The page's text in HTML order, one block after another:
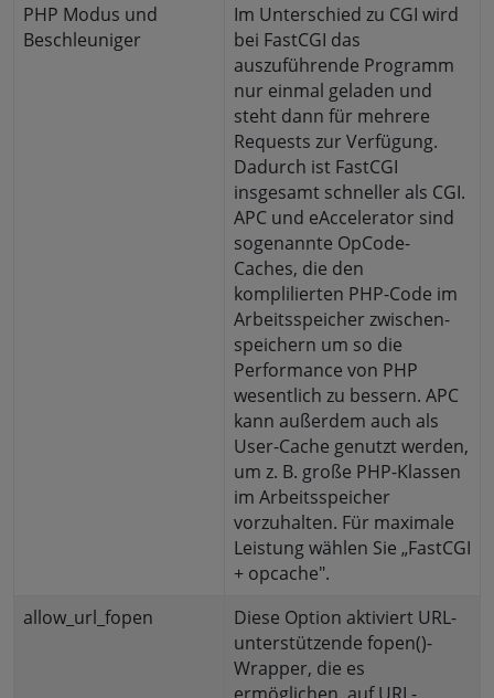
PHP Modus und
Beschleuniger
Im Unterschied zu CGI wird
bei FastCGI das
auszuführende Programm
nur einmal geladen und
steht dann für mehrere
Requests zur Verfügung.
Dadurch ist FastCGI
insgesamt schneller als CGI.
APC und eAccelerator sind
sogenannte OpCode-
Caches, die den
komplilierten PHP-Code im
Arbeitsspeicher zwischen-
speichern um so die
Performance von PHP
wesentlich zu bessern. APC
kann außerdem auch als
User-Cache genutzt werden,
um z. B. große PHP-Klassen
im Arbeitsspeicher
vorzuhalten. Für maximale
Leistung wählen Sie „FastCGI
+ opcache".
allow_url_fopen
Diese Option aktiviert URL-
unterstützende fopen()-
Wrapper, die es